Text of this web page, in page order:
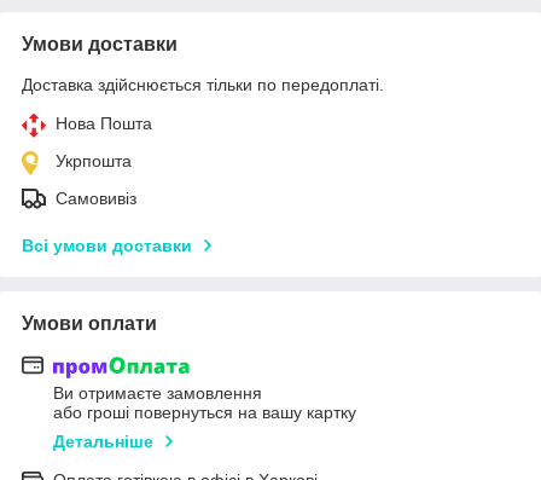
Умови доставки
Доставка здійснюється тільки по передоплаті.
Нова Пошта
Укрпошта
Самовивіз
Всі умови доставки
Умови оплати
Ви отримаєте замовлення
або гроші повернуться на вашу картку
Детальніше